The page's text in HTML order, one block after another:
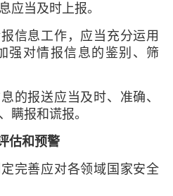
应当及时上报。
信息工作，应当充分运用
强对情报信息的鉴别、筛
的报送应当及时、准确、
瞒报和谎报。
估和预警
定完善应对各领域国家安全